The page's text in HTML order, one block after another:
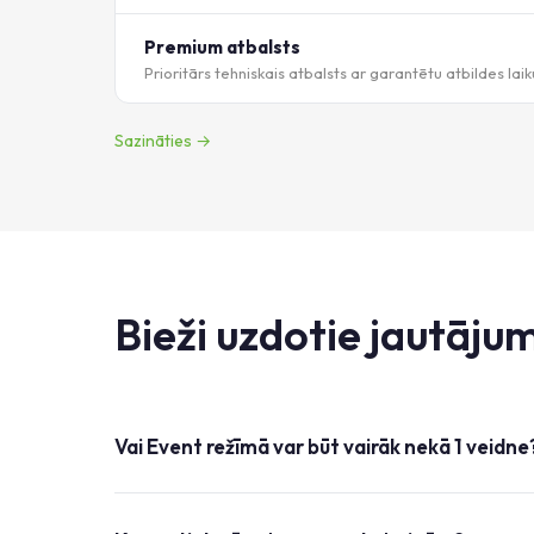
Premium atbalsts
Prioritārs tehniskais atbalsts ar garantētu atbildes
Sazināties →
Bieži uzdotie
Vai Event režīmā var būt vairāk nekā 1